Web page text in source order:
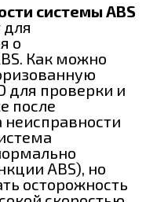
системы ABS
для
о
Как можно
для проверки и
после
неисправности
ABS), но
осторожность